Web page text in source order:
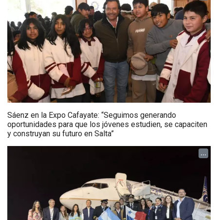
Sáenz en la Expo Cafayate: “Seguimos generando
oportunidades para que los jóvenes estudien, se capaciten
y construyan su futuro en Salta”
...